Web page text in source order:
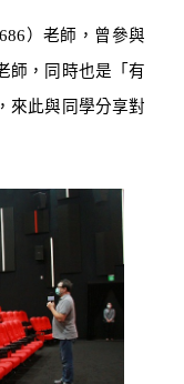
686 ）老師，曾參與
師，同時也是「有
來此與同學分享對